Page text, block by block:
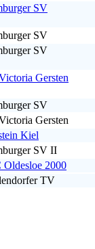
SV
SV
SV
Gersten
SV
Gersten
Kiel
SV II
Oldesloe 2000
TV